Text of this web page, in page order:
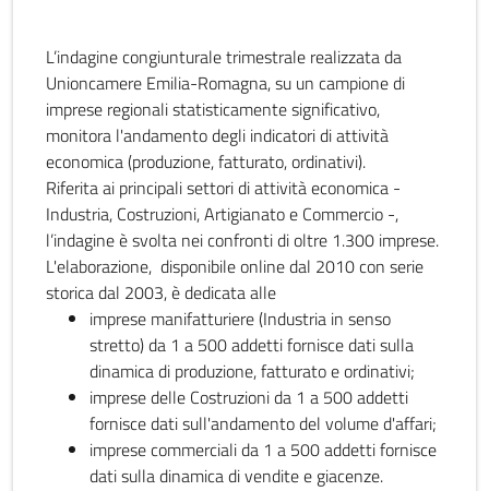
L’indagine congiunturale trimestrale realizzata da
Unioncamere Emilia-Romagna, su un campione di
imprese regionali statisticamente significativo,
monitora l'andamento degli indicatori di attività
economica (produzione, fatturato, ordinativi).
Riferita ai principali settori di attività economica -
Industria, Costruzioni, Artigianato e Commercio -,
l’indagine è svolta nei confronti di oltre 1.300 imprese.
L'elaborazione, disponibile online dal 2010 con serie
storica dal 2003, è dedicata alle
imprese manifatturiere (Industria in senso
stretto) da 1 a 500 addetti fornisce dati sulla
dinamica di produzione, fatturato e ordinativi;
imprese delle Costruzioni da 1 a 500 addetti
fornisce dati sull'andamento del volume d'affari;
imprese commerciali da 1 a 500 addetti fornisce
dati sulla dinamica di vendite e giacenze.